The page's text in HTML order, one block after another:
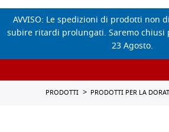
AVVISO: Le spedizioni di prodotti non
subire ritardi prolungati. Saremo chiusi
23 Agosto.
PRODOTTI PRODOTTI PER LA